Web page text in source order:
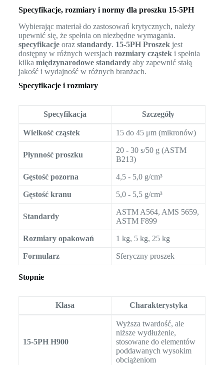
Specyfikacje, rozmiary i normy dla proszku 15-5PH
Wybierając materiał do zastosowań krytycznych, należy
upewnić się, że spełnia on niezbędne wymagania.
specyfikacjeoraz standardy. 15-5PH Proszekjest
dostępny w różnych wersjach rozmiary cząsteki spełnia
kilka międzynarodowe standardyaby zapewnić stałą
jakość i wydajność w różnych branżach.
Specyfikacje i rozmiary
Specyfikacja Szczegóły
Wielkość cząstek 15 do 45 μm (mikronów)
Płynność proszku
20 - 30 s/50 g (ASTM
B213)
Gęstość pozorna 4,5 - 5,0 g/cm³
Gęstość kranu 5,0 - 5,5 g/cm³
Standardy
ASTM A564, AMS 5659,
ASTM F899
Rozmiary opakowań 1 kg, 5 kg, 25 kg
Formularz Sferyczny proszek
Stopnie
Klasa Charakterystyka
15-5PH H900
Wyższa twardość, ale
niższe wydłużenie,
stosowane do elementów
poddawanych wysokim
obciążeniom